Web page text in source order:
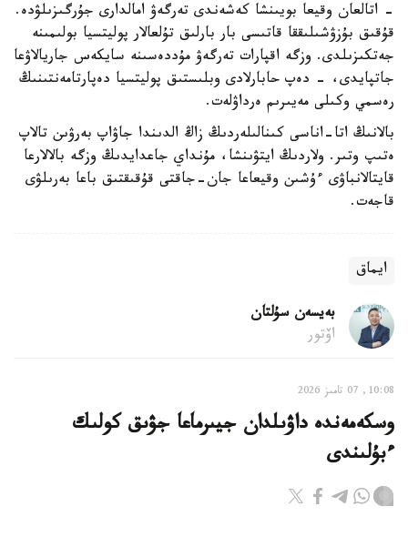
- اتالعان وقيعا بويىنشا كەشەندى تەرگەۋ امالدارى جۇرگىزىلۋدە.
قۇقىق بۇزۋشىلىققا قاتىسى بار بارلىق تۇلعالار پوليتسيا بولىمىنە
جەتكىزىلدى. وزگە اقپارات تەرگەۋ مۇددەسىنە سايكەس جاريالاۋعا
جاتپايدى، - دەپ حابارلادى وبلىستىق پوليتسيا دەپارتامەنتىنىڭ
رەسمي وكىلى مەيىرىم ەرداۋلەت.
بالانىڭ اتا-اناسى كىنالىلەردىڭ زاڭ الدىندا جاۋاپ بەرۋىن تالاپ
ەتىپ وتىر. ولاردىڭ ايتۋىنشا، مۇنداي جاعدايدىڭ وزگە بالالارعا
قايتالانباۋى ءۇشىن وقيعاعا جان-جاقتى قۇقىقتىق باعا بەرىلۋى
قاجەت.
ايماق
بەيسەن سۇلتان
اۆتور
10:08, 07 تامىز 2026
وسكەمەندە داۋىلدان جيىرماعا جۋىق كولىك
ءبۇلىندى